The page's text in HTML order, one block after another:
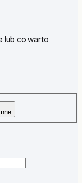
lub co warto
Inne